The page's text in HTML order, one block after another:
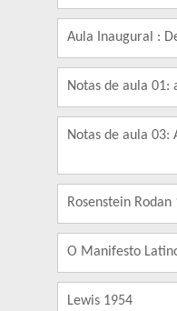
Aula Inaugural :
Notas de aula 01:
Notas de aula 03:
Rosenstein Rodan
O Manifesto
Lewis 1954